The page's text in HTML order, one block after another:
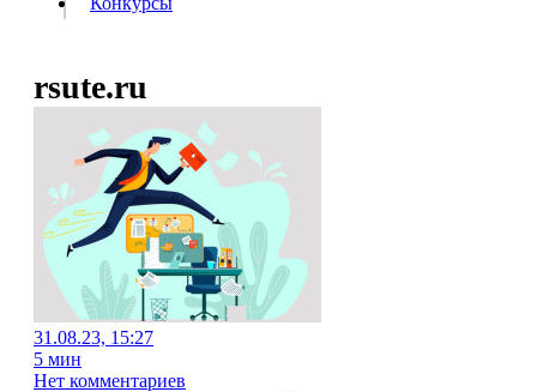
ИнформацияПодпискаРеклама
rsute.ru
31.08.23, 15:27
5 мин
Нет комментариев